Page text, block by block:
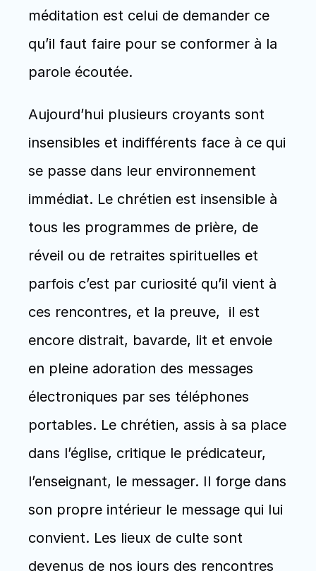
méditation est celui de demander ce
qu’il faut faire pour se conformer à la
parole écoutée.
Aujourd’hui plusieurs croyants sont
insensibles et indifférents face à ce qui
se passe dans leur environnement
immédiat. Le chrétien est insensible à
tous les programmes de prière, de
réveil ou de retraites spirituelles et
parfois c’est par curiosité qu’il vient à
ces rencontres, et la preuve,  il est
encore distrait, bavarde, lit et envoie
en pleine adoration des messages
électroniques par ses téléphones
portables. Le chrétien, assis à sa place
dans l’église, critique le prédicateur,
l’enseignant, le messager. Il forge dans
son propre intérieur le message qui lui
convient. Les lieux de culte sont
devenus de nos jours des rencontres